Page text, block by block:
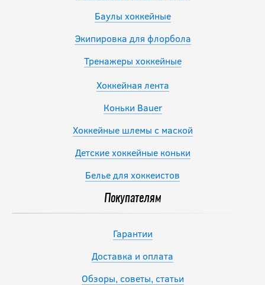
Баулы хоккейные
Экипировка для флорбола
Тренажеры хоккейные
Хоккейная лента
Коньки Bauer
Хоккейные шлемы с маской
Детские хоккейные коньки
Белье для хоккеистов
Покупателям
Гарантии
Доставка и оплата
Обзоры, советы, статьи